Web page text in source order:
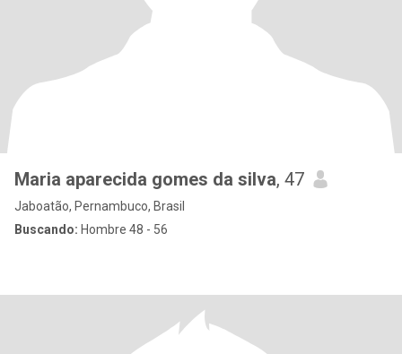
Maria aparecida gomes da silva, 47
Jaboatão, Pernambuco, Brasil
Buscando: Hombre 48 - 56